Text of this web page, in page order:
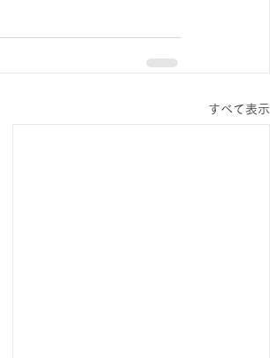
すべて表示